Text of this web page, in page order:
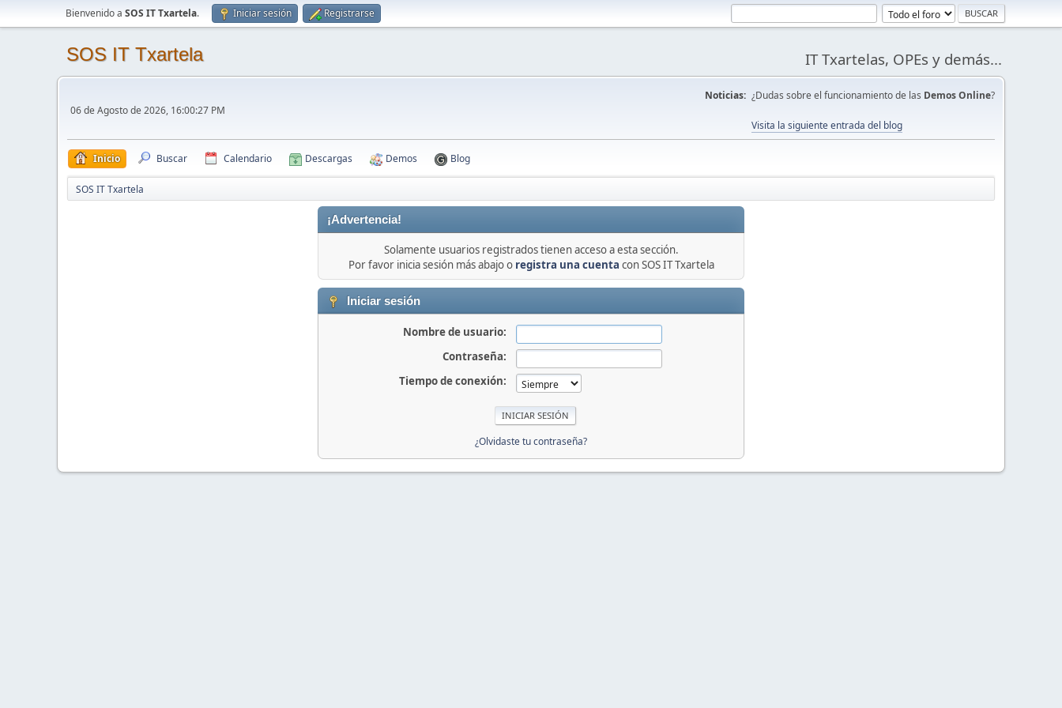
Bienvenido a SOS IT Txartela. Iniciar sesión Registrarse
SOS IT Txartela IT Txartelas, OPEs y demás...
06 de Agosto de 2026, 16:00:27 PM
Noticias: ¿Dudas sobre el funcionamiento de las Demos Online?
Visita la siguiente entrada del blog
Inicio Buscar Calendario Descargas Demos Blog
SOS IT Txartela
¡Advertencia!
Solamente usuarios registrados tienen acceso a esta sección.
Por favor inicia sesión más abajo o registra una cuenta con SOS IT Txartela
Iniciar sesión
Nombre de usuario:
Contraseña:
Tiempo de conexión:
¿Olvidaste tu contraseña?